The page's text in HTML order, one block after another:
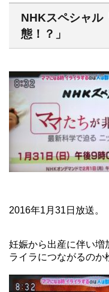
NHKスペシャル
態！？」
2016年1月31日放送。
妊娠から出産に伴い増
ライラにつながるのか